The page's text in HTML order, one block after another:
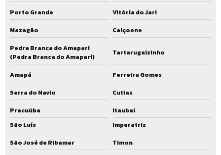
Porto Grande
Vitória do Jari
Mazagão
Calçoene
Pedra Branca do Amapari
(Pedra Branca do Amaparí)
Tartarugalzinho
Amapá
Ferreira Gomes
Serra do Navio
Cutias
Pracuúba
Itaubal
São Luís
Imperatriz
São José de Ribamar
Timon